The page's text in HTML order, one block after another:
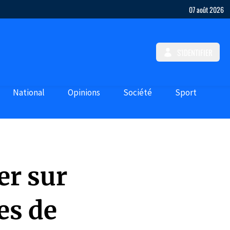
07 août 2026
National Opinions Société Sport
sur
de